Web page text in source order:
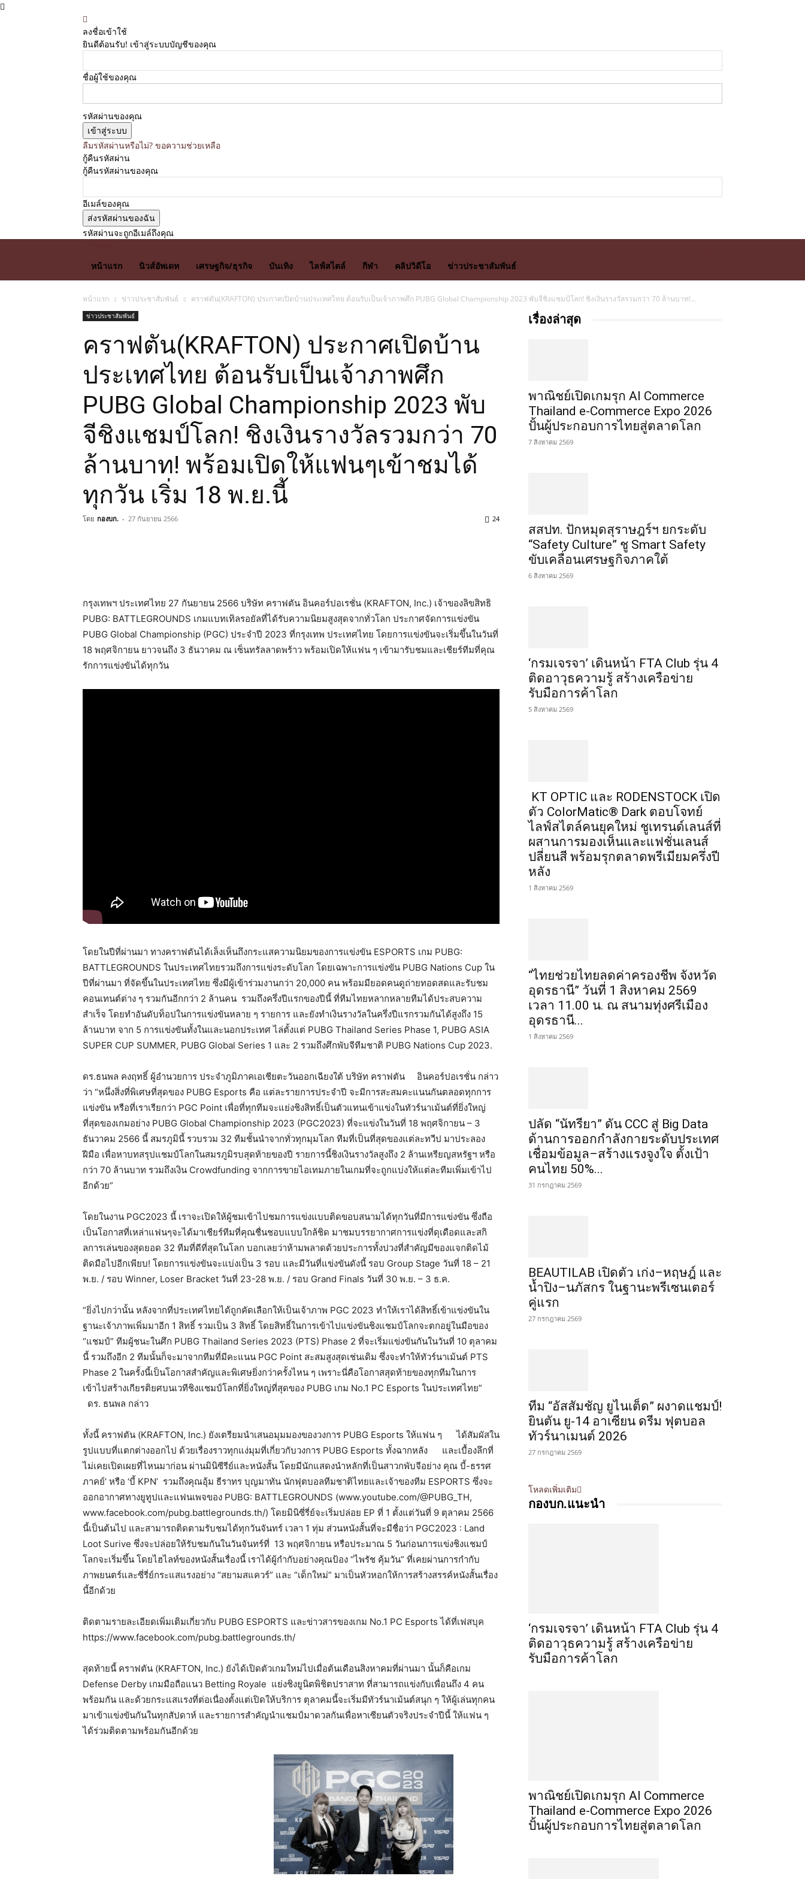
ลงชื่อเข้าใช้
ยินดีต้อนรับ! เข้าสู่ระบบบัญชีของคุณ
ชื่อผู้ใช้ของคุณ
รหัสผ่านของคุณ
ลืมรหัสผ่านหรือไม่? ขอความช่วยเหลือ
กู้คืนรหัสผ่าน
กู้คืนรหัสผ่านของคุณ
อีเมล์ของคุณ
รหัสผ่านจะถูกอีเมล์ถึงคุณ
หน้าแรก
นิวส์อัพเดท เศรษฐกิจ/ธุรกิจ บันเทิง ไลฟ์สไตล์ กีฬา คลิปวิดีโอ ข่าวประชาสัมพันธ์
หน้าแรก ข่าวประชาสัมพันธ์ คราฟตัน(KRAFTON) ประกาศเปิดบ้านประเทศไทย ต้อนรับเป็นเจ้าภาพศึก PUBG Global Championship 2023 พับจีชิงแชมป์โลก! ชิงเงินรางวัลรวมกว่า 70 ล้านบาท!...
ข่าวประชาสัมพันธ์
คราฟตัน(KRAFTON) ประกาศเปิดบ้าน
ประเทศไทย ต้อนรับเป็นเจ้าภาพศึก
PUBG Global Championship 2023 พับ
จีชิงแชมป์โลก! ชิงเงินรางวัลรวมกว่า 70
ล้านบาท! พร้อมเปิดให้แฟนๆเข้าชมได้
ทุกวัน เริ่ม 18 พ.ย.นี้
โดย กองบก. - 27 กันยายน 2566 24
กรุงเทพฯ ประเทศไทย 27 กันยายน 2566 บริษัท คราฟตัน อินคอร์ปอเรชั่น (KRAFTON, Inc.) เจ้าของลิขสิทธิ
PUBG: BATTLEGROUNDS เกมแบทเทิลรอยัลที่ได้รับความนิยมสูงสุดจากทั่วโลก ประกาศจัดการแข่งขัน
PUBG Global Championship (PGC) ประจำปี 2023 ที่กรุงเทพ ประเทศไทย โดยการแข่งขันจะเริ่มขึ้นในวันที่
18 พฤศจิกายน ยาวจนถึง 3 ธันวาคม ณ เซ็นทรัลลาดพร้าว พร้อมเปิดให้แฟน ๆ เข้ามารับชมและเชียร์ทีมที่คุณ
รักการแข่งขันได้ทุกวัน
โดยในปีที่ผ่านมา ทางคราฟตันได้เล็งเห็นถึงกระแสความนิยมของการแข่งขัน ESPORTS เกม PUBG:
BATTLEGROUNDS ในประเทศไทยรวมถึงการแข่งระดับโลก โดยเฉพาะการแข่งขัน PUBG Nations Cup ใน
ปีที่ผ่านมา ที่จัดขึ้นในประเทศไทย ซึ่งมีผู้เข้าร่วมงานกว่า 20,000 คน พร้อมมียอดคนดูถ่ายทอดสดและรับชม
คอนเทนต์ต่าง ๆ รวมกันอีกกว่า 2 ล้านคน รวมถึงครึ่งปีแรกของปีนี้ ที่ทีมไทยหลากหลายทีมได้ประสบความ
สำเร็จ โดยทำอันดับท็อปในการแข่งขันหลาย ๆ รายการ และยังทำเงินรางวัลในครึ่งปีแรกรวมกันได้สูงถึง 15
ล้านบาท จาก 5 การแข่งขันทั้งในและนอกประเทศ ไล่ตั้งแต่ PUBG Thailand Series Phase 1, PUBG ASIA
SUPER CUP SUMMER, PUBG Global Series 1 และ 2 รวมถึงศึกพับจีทีมชาติ PUBG Nations Cup 2023.
ดร.ธนพล คงฤทธิ์ ผู้อำนวยการ ประจำภูมิภาคเอเชียตะวันออกเฉียงใต้ บริษัท คราฟตัน อินคอร์ปอเรชั่น กล่าว
ว่า “หนึ่งสิ่งที่พิเศษที่สุดของ PUBG Esports คือ แต่ละรายการประจำปี จะมีการสะสมคะแนนกันตลอดทุกการ
แข่งขัน หรือที่เราเรียกว่า PGC Point เพื่อที่ทุกทีมจะแย่งชิงสิทธิ์เป็นตัวแทนเข้าแข่งในทัวร์นาเม้นต์ที่ยิ่งใหญ่
ที่สุดของเกมอย่าง PUBG Global Championship 2023 (PGC2023) ที่จะแข่งในวันที่ 18 พฤศจิกายน – 3
ธันวาคม 2566 นี้ สมรภูมินี้ รวบรวม 32 ทีมชั้นนำจากทั่วทุกมุมโลก ทีมที่เป็นที่สุดของแต่ละทวีป มาประลอง
ฝีมือ เพื่อหาบทสรุปแชมป์โลกในสมรภูมิรบสุดท้ายของปี รายการนี้ชิงเงินรางวัลสูงถึง 2 ล้านเหรียญสหรัฐฯ หรือ
กว่า 70 ล้านบาท รวมถึงเงิน Crowdfunding จากการขายไอเทมภายในเกมที่จะถูกแบ่งให้แต่ละทีมเพิ่มเข้าไป
อีกด้วย”
โดยในงาน PGC2023 นี้ เราจะเปิดให้ผู้ชมเข้าไปชมการแข่งแบบติดขอบสนามได้ทุกวันที่มีการแข่งขัน ซึ่งถือ
เป็นโอกาสที่เหล่าแฟนๆจะได้มาเชียร์ทีมที่คุณชื่นชอบแบบใกล้ชิด มาชมบรรยากาศการแข่งที่ดุเดือดและสกิ
ลการเล่นของสุดยอด 32 ทีมที่ดีที่สุดในโลก บอกเลยว่าห้ามพลาดด้วยประการทั้งปวงที่สำคัญมีของแจกติดไม้
ติดมือไปอีกเพียบ! โดยการแข่งขันจะแบ่งเป็น 3 รอบ และมีวันที่แข่งขันดังนี้ รอบ Group Stage วันที่ 18 – 21
พ.ย. / รอบ Winner, Loser Bracket วันที่ 23-28 พ.ย. / รอบ Grand Finals วันที่ 30 พ.ย. – 3 ธ.ค.
“ยิ่งไปกว่านั้น หลังจากที่ประเทศไทยได้ถูกคัดเลือกให้เป็นเจ้าภาพ PGC 2023 ทำให้เราได้สิทธิ์เข้าแข่งขันใน
ฐานะเจ้าภาพเพิ่มมาอีก 1 สิทธิ์ รวมเป็น 3 สิทธิ์ โดยสิทธิ์ในการเข้าไปแข่งขันชิงแชมป์โลกจะตกอยู่ในมือของ
“แชมป์” ทีมผู้ชนะในศึก PUBG Thailand Series 2023 (PTS) Phase 2 ที่จะเริ่มแข่งขันกันในวันที่ 10 ตุลาคม
นี้ รวมถึงอีก 2 ทีมนั้นก็จะมาจากทีมที่มีคะแนน PGC Point สะสมสูงสุดเช่นเดิม ซึ่งจะทำให้ทัวร์นาเม้นต์ PTS
Phase 2 ในครั้งนี้เป็นโอกาสสำคัญและพิเศษยิ่งกว่าครั้งไหน ๆ เพราะนี่คือโอกาสสุดท้ายของทุกทีมในการ
เข้าไปสร้างเกียรติยศบนเวทีชิงแชมป์โลกที่ยิ่งใหญ่ที่สุดของ PUBG เกม No.1 PC Esports ในประเทศไทย”
ดร. ธนพล กล่าว
ทั้งนี้ คราฟตัน (KRAFTON, Inc.) ยังเตรียมนำเสนอมุมมองของวงการ PUBG Esports ให้แฟน ๆ ได้สัมผัสใน
รูปแบบที่แตกต่างออกไป ด้วยเรื่องราวทุกแง่มุมที่เกี่ยวกับวงการ PUBG Esports ทั้งฉากหลัง และเบื้องลึกที่
ไม่เคยเปิดเผยที่ไหนมาก่อน ผ่านมินิซีรีย์และหนังสั้น โดยมีนักแสดงนำหลักที่เป็นสาวกพับจีอย่าง คุณ บี้-ธรรศ
ภาคย์’ หรือ ‘บี้ KPN’ รวมถึงคุณอุ้ม ธีราทร บุญมาทัน นักฟุตบอลทีมชาติไทยและเจ้าของทีม ESPORTS ซึ่งจะ
ออกอากาศทางยูทูปและแฟนเพจของ PUBG: BATTLEGROUNDS (www.youtube.com/@PUBG_TH,
www.facebook.com/pubg.battlegrounds.th/) โดยมินิซี่รี่ย์จะเริ่มปล่อย EP ที่ 1 ตั้งแต่วันที่ 9 ตุลาคม 2566
นี้เป็นต้นไป และสามารถติดตามรับชมได้ทุกวันจันทร์ เวลา 1 ทุ่ม ส่วนหนังสั้นที่จะมีชื่อว่า PGC2023 : Land
Loot Surive ซึ่งจะปล่อยให้รับชมกันในวันจันทร์ที่ 13 พฤศจิกายน หรือประมาณ 5 วันก่อนการแข่งชิงแชมป์
โลกจะเริ่มขึ้น โดยไฮไลท์ของหนังสั้นเรื่องนี้ เราได้ผู้กำกับอย่างคุณป้อง “ไพรัช คุ้มวัน” ที่เคยผ่านการกำกับ
ภาพยนตร์และซี่รี่ย์กระแสแรงอย่าง “สยามสแควร์” และ “เด็กใหม่” มาเป็นหัวหอกให้การสร้างสรรค์หนังสั้นเรื่อง
นี้อีกด้วย
ติดตามรายละเอียดเพิ่มเติมเกี่ยวกับ PUBG ESPORTS และข่าวสารของเกม No.1 PC Esports ได้ที่เฟสบุค
https://www.facebook.com/pubg.battlegrounds.th/
สุดท้ายนี้ คราฟตัน (KRAFTON, Inc.) ยังได้เปิดตัวเกมใหม่ไปเมื่อต้นเดือนสิงหาคมที่ผ่านมา นั้นก็คือเกม
Defense Derby เกมมือถือแนว Betting Royale แย่งชิงยูนิตพิชิตปราสาท ที่สามารถแข่งกับเพื่อนถึง 4 คน
พร้อมกัน และด้วยกระแสแรงที่ต่อเนื่องตั้งแต่เปิดให้บริการ ตุลาคมนี้จะเริ่มมีทัวร์นาเม้นต์สนุก ๆ ให้ผู้เล่นทุกคน
มาเข้าแข่งขันกันในทุกสัปดาห์ และรายการสำคัญนำแชมป์มาดวลกันเพื่อหาเซียนตัวจริงประจำปีนี้ ให้แฟน ๆ
ได้ร่วมติดตามพร้อมกันอีกด้วย
เรื่องล่าสุด
พาณิชย์เปิดเกมรุก AI Commerce
Thailand e-Commerce Expo 2026
ปั้นผู้ประกอบการไทยสู่ตลาดโลก
7 สิงหาคม 2569
สสปท. ปักหมุดสุราษฎร์ฯ ยกระดับ
“Safety Culture” ชู Smart Safety
ขับเคลื่อนเศรษฐกิจภาคใต้
6 สิงหาคม 2569
‘กรมเจรจา’ เดินหน้า FTA Club รุ่น 4
ติดอาวุธความรู้ สร้างเครือข่าย
รับมือการค้าโลก
5 สิงหาคม 2569
KT OPTIC และ RODENSTOCK เปิด
ตัว ColorMatic® Dark ตอบโจทย์
ไลฟ์สไตล์คนยุคใหม่ ชูเทรนด์เลนส์ที่
ผสานการมองเห็นและแฟชั่นเลนส์
ปลี่ยนสี พร้อมรุกตลาดพรีเมียมครึ่งปี
หลัง
1 สิงหาคม 2569
“ไทยช่วยไทยลดค่าครองชีพ จังหวัด
อุดรธานี” วันที่ 1 สิงหาคม 2569
เวลา 11.00 น. ณ สนามทุ่งศรีเมือง
อุดรธานี...
1 สิงหาคม 2569
ปลัด “นัทรียา” ดัน CCC สู่ Big Data
ด้านการออกกำลังกายระดับประเทศ
เชื่อมข้อมูล–สร้างแรงจูงใจ ตั้งเป้า
คนไทย 50%...
31 กรกฎาคม 2569
BEAUTILAB เปิดตัว เก่ง–หฤษฎ์ และ
น้ำปิง–นภัสกร ในฐานะพรีเซนเตอร์
คู่แรก
27 กรกฎาคม 2569
ทีม “อัสสัมชัญ ยูไนเต็ด” ผงาดแชมป์!
ยินตัน ยู-14 อาเซียน ดรีม ฟุตบอล
ทัวร์นาเมนต์ 2026
27 กรกฎาคม 2569
โหลดเพิ่มเติม
กองบก.แนะนำ
‘กรมเจรจา’ เดินหน้า FTA Club รุ่น 4
ติดอาวุธความรู้ สร้างเครือข่าย
รับมือการค้าโลก
พาณิชย์เปิดเกมรุก AI Commerce
Thailand e-Commerce Expo 2026
ปั้นผู้ประกอบการไทยสู่ตลาดโลก